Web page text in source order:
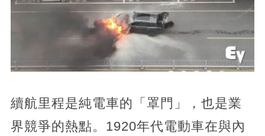
續航里程是純電車的「罩門」，也是業
界競爭的熱點。1920年代電動車在與內